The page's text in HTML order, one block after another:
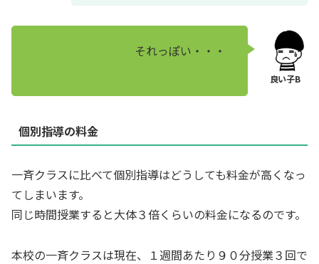
それっぽい・・・
個別指導の料金
一斉クラスに比べて個別指導はどうしても料金が高くなっ
てしまいます。
同じ時間授業すると大体３倍くらいの料金になるのです。
本校の一斉クラスは現在、１週間あたり９０分授業３回で